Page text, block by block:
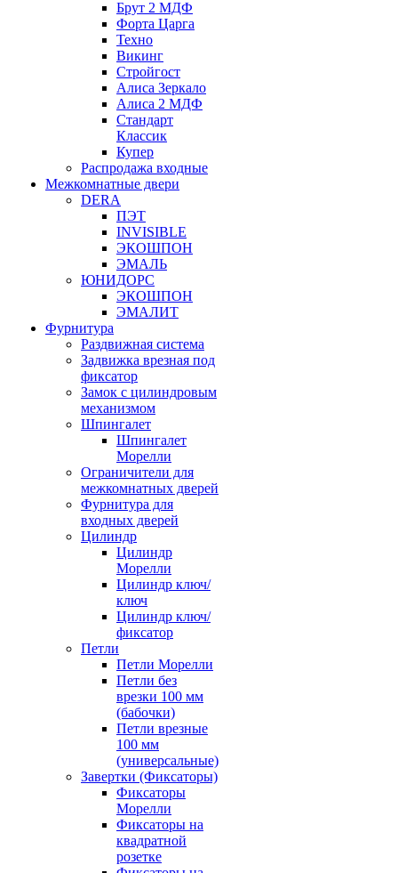
Брут 2 МДФ
Форта Царга
Техно
Викинг
Стройгост
Алиса Зеркало
Алиса 2 МДФ
Стандарт
Классик
Купер
Распродажа входные
Межкомнатные двери
DERA
ПЭТ
INVISIBLE
ЭКОШПОН
ЭМАЛЬ
ЮНИДОРС
ЭКОШПОН
ЭМАЛИТ
Фурнитура
Раздвижная система
Задвижка врезная под
фиксатор
Замок с цилиндровым
механизмом
Шпингалет
Шпингалет
Морелли
Ограничители для
межкомнатных дверей
Фурнитура для
входных дверей
Цилиндр
Цилиндр
Морелли
Цилиндр ключ/
ключ
Цилиндр ключ/
фиксатор
Петли
Петли Морелли
Петли без
врезки 100 мм
(бабочки)
Петли врезные
100 мм
(универсальные)
Завертки (Фиксаторы)
Фиксаторы
Морелли
Фиксаторы на
квадратной
розетке